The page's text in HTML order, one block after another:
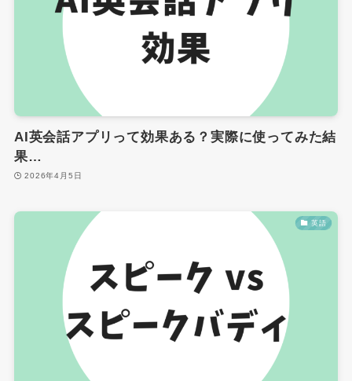
AI英会話アプリって効果ある？実際に使ってみた結
果…
2026年4月5日
英語